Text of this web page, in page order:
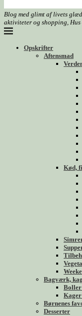
Blog med glimt af livets
aktiviteter og shopping,
Opskrifter
Aftensmad
Kød,
Bagværk,
Boller
Kager
Børnenes
Desserter